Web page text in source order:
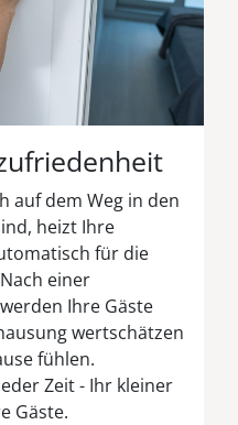
auf dem Weg in den
heizt Ihre
für die
einer
Ihre Gäste
wertschätzen
fühlen.
Zeit - Ihr kleiner
Gäste.